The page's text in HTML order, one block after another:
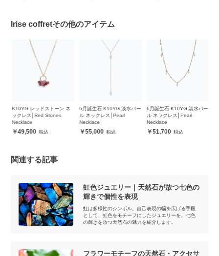
Irise coffretその他のアイテム
K10YG レッドストーン ネ
ックレス│Red Stones
Necklace
49,500
6月誕生石 K10YG 淡水パー
ル ネックレス│Pearl
Necklace
55,000
6月誕生石 K10YG 淡水パー
ル ネックレス│Pearl
Necklace
51,700
関連する記事
虹色ジュエリー｜天然石が放つ七色の
輝きで個性を表現
虹は多様性のシンボル。自己表現の幅を広げる手段
として、虹色をモチーフにしたジュエリーを。七色
の輝きを放つ天然石の魅力を紹介します。
フラワーモチーフの天然石・アクセサ